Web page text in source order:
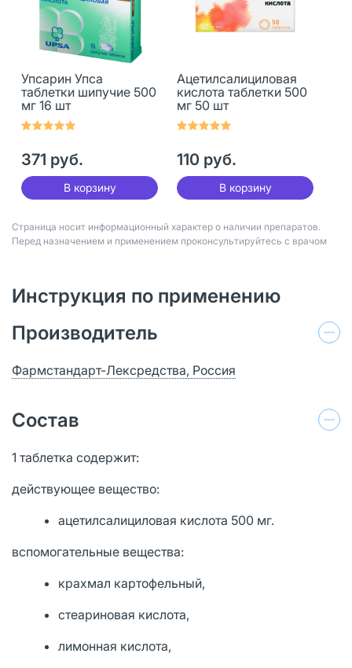
Упсарин Упса
таблетки шипучие 500
мг 16 шт
371 руб.
В корзину
Ацетилсалициловая
кислота таблетки 500
мг 50 шт
110 руб.
В корзину
Страница носит информационный характер о наличии препаратов.
Перед назначением и применением проконсультируйтесь с врачом
Инструкция по применению
Производитель
Фармстандарт-Лексредства, Россия
Состав
1 таблетка содержит:
действующее вещество:
ацетилсалициловая кислота 500 мг.
вспомогательные вещества:
крахмал картофельный,
стеариновая кислота,
лимонная кислота,